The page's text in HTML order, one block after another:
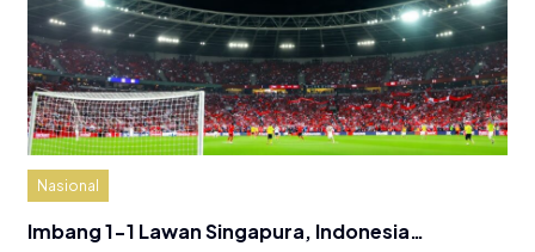
Nasional
Imbang 1-1 Lawan Singapura, Indonesia…